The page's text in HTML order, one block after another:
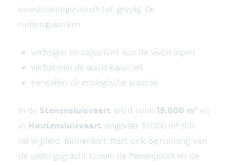
overstromingsrisico’s tot gevolg. De
ruimingswerken:
verhogen de capaciteit van de waterlopen
verbeteren de waterkwaliteit
herstellen de ecologische waarde
In de Stenensluisvaart werd ruim 15.000 m³ en
in Houtensluisvaart ongeveer 10.000 m³ slib
verwijderd. Binnenkort start ook de ruiming van
de vestingsgracht tussen de Menenpoort en de